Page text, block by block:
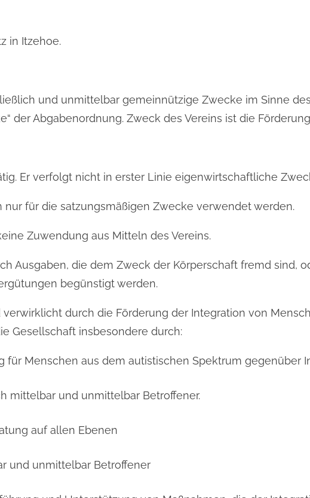
in Itzehoe.
und unmittelbar gemeinnützige Zwecke im Sinne
der Abgabenordnung. Zweck des Vereins ist die
Er verfolgt nicht in erster Linie eigenwirtschaftliche
nur für die satzungsmäßigen Zwecke verwendet werden.
Zuwendung aus Mitteln des Vereins.
Ausgaben, die dem Zweck der Körperschaft fremd sind,
begünstigt werden.
verwirklicht durch die Förderung der Integration von
Gesellschaft insbesondere durch:
für Menschen aus dem autistischen Spektrum gegenüber
mittelbar und unmittelbar Betroffener.
auf allen Ebenen
und unmittelbar Betroffener